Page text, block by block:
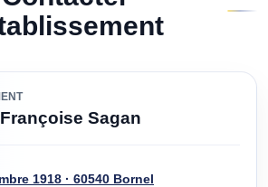
Sagan
1918 · 60540 Bornel